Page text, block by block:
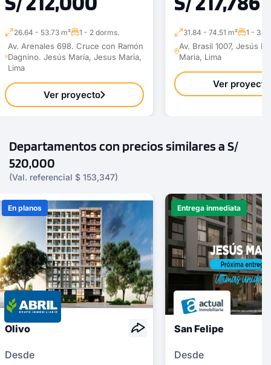
26.64 - 53.73 m² 1 - 2 dorms.
Av. Arenales 698. Cruce con Ramón
Dagnino. Jesús María, Jesus Maria,
Lima
Ver proyecto
31.84 - 74.51 m² 1 - 3
Av. Brasil 1007, Jesús
Maria, Lima
Ver proyecto
Departamentos con precios similares a S/
520,000
(Val. referencial $ 153,347)
En planos
Olivo
Desde
Entrega inmediata
San Felipe
Desde